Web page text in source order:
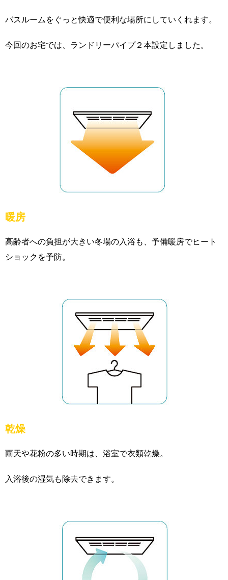
バスルームをぐっと快適で便利な場所にしていくれます。
今回のお宅では、ランドリーパイプ２本設定しました。
暖房
高齢者への負担が大きい冬場の入浴も、予備暖房でヒート
ショックを予防。
乾燥
雨天や花粉の多い時期は、浴室で衣類乾燥。
入浴後の湿気も除去できます。